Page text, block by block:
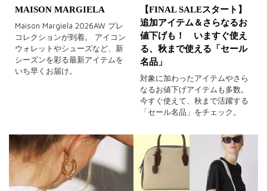
MAISON MARGIELA
Maison Margiela 2026AW プレ
コレクションが到着。 アイコン
ウォレットやシューズなど、新
シーズンを彩る最新アイテムを
いち早くお届け。
【FINAL SALEスタート】
追加アイテム＆さらなるお
値下げも！ いますぐ使え
る、秋まで使える「セール
名品」
対象に加わったアイテムやさら
なるお値下げアイテムも多数。
今すぐ使えて、秋まで活躍する
「セール名品」をチェック。